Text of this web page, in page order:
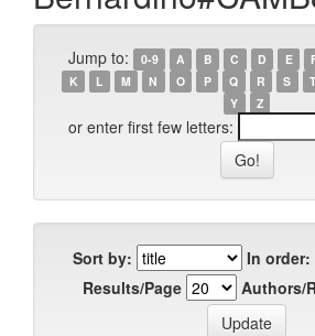
Jump to: 0-9 A B C D E
K
L M N O P Q R S T
Y
Z
or enter first few letters:
Sort by:
In order:
Results/Page
Authors/